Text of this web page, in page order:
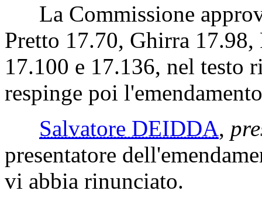
La Commissione
Pretto 17.70, Ghirra 17.98,
17.100 e 17.136, nel testo
respinge poi
Salvatore DEIDDA,
presentatore
vi abbia rinunciato.